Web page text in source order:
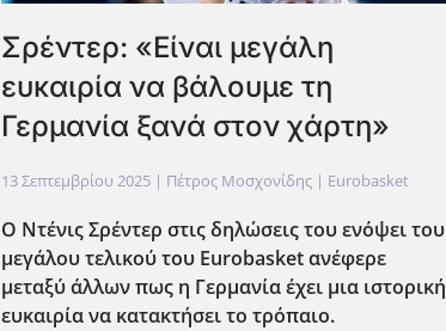
Σρέντερ: «Είναι μεγάλη
ευκαιρία να βάλουμε τη
Γερμανία ξανά στον χάρτη»
13 Σεπτεμβρίου 2025 | Πέτρος Μοσχονίδης | Eurobasket
Ο Ντένις Σρέντερ στις δηλώσεις του ενόψει του
μεγάλου τελικού του Eurobasket ανέφερε
μεταξύ άλλων πως η Γερμανία έχει μια ιστορική
ευκαιρία να κατακτήσει το τρόπαιο.